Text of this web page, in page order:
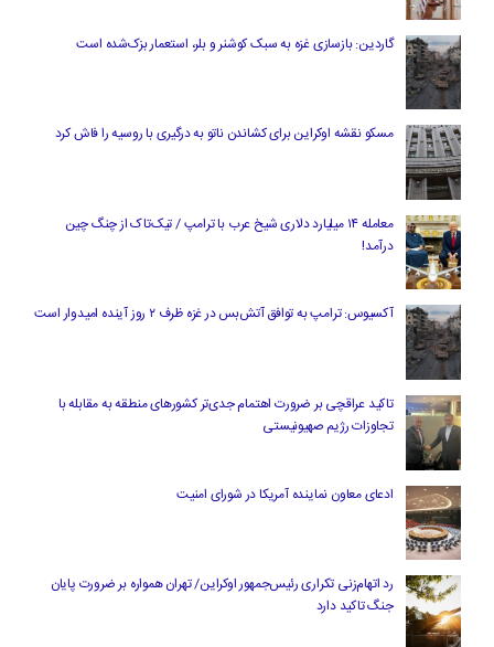
گاردین: بازسازی غزه به سبک کوشنر و بلر، استعمار بزک‌شده است
مسکو نقشه اوکراین برای کشاندن ناتو به درگیری با روسیه را فاش کرد
معامله ۱۴ میلیارد دلاری شیخ عرب با ترامپ / تیک‌تاک از چنگ چین
درآمد!
آکسیوس: ترامپ به توافق آتش‌بس در غزه ظرف ۲ روز آینده امیدوار است
تاکید عراقچی بر ضرورت اهتمام جدی‌تر کشورهای منطقه به مقابله با
تجاوزات رژیم صهیونیستی
ادعای معاون نماینده آمریکا در شورای امنیت
رد اتهام‌زنی تکراری رئیس‌جمهور اوکراین/ تهران همواره بر ضرورت پایان
جنگ تاکید دارد